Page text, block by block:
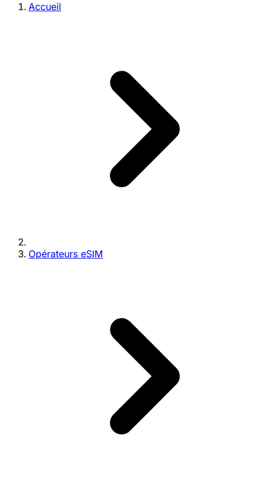
Accueil
Opérateurs eSIM